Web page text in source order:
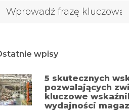
wpisy
5 skutecznych
pozwalających
kluczowe
wydajności